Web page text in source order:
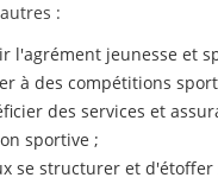
:
l'agrément jeunesse et
à des compétitions
des services et
sportive ;
se structurer et d'étoffer